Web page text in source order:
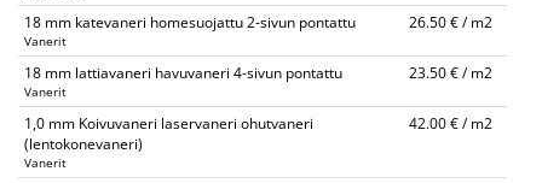
18 mm katevaneri homesuojattu 2-sivun pontattu
Vanerit
26.50 € / m2
18 mm lattiavaneri havuvaneri 4-sivun pontattu
Vanerit
23.50 € / m2
1,0 mm Koivuvaneri laservaneri ohutvaneri
(lentokonevaneri)
Vanerit
42.00 € / m2